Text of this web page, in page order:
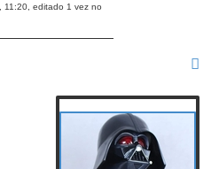
11:20, editado 1 vez no